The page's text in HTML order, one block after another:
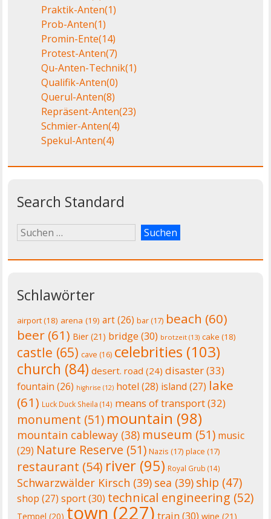
Praktik-Anten(1)
Prob-Anten(1)
Promin-Ente(14)
Protest-Anten(7)
Qu-Anten-Technik(1)
Qualifik-Anten(0)
Querul-Anten(8)
Repräsent-Anten(23)
Schmier-Anten(4)
Spekul-Anten(4)
Search Standard
Schlawörter
airport(18) arena (19) art(26) bar(17) beach (60)
beer (61) Bier(21) bridge (30) brotzeit (13) cake (18)
castle (65) cave (16) celebrities (103)
church (84) desert. road (24) disaster(33)
fountain (26) highrise (12) hotel (28) island (27) lake
(61) Luck Duck Sheila (14) means of transport(32)
monument (51) mountain (98)
mountain cableway (38) museum (51) music
(29) Nature Reserve (51) Nazis (17) place (17)
restaurant (54) river (95) Royal Grub (14)
Schwarzwälder Kirsch (39) sea (39) ship (47)
shop (27) sport(30) technical engineering (52)
Tempel (20) town (227) train (30) wine (21)